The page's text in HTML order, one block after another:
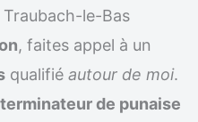
le-Bas
, faites appel à un
qualifié autour de moi.
de punaise